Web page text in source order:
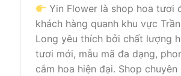
Yin Flower là shop hoa tươi
khách hàng quanh khu vực
Long yêu thích bởi chất lượng
tươi mới, mẫu mã đa dạng,
cắm hoa hiện đại. Shop chuyên